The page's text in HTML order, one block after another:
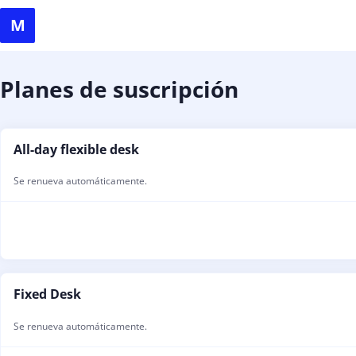
Planes de suscripción
All-day flexible desk
Se renueva automáticamente.
Fixed Desk
Se renueva automáticamente.